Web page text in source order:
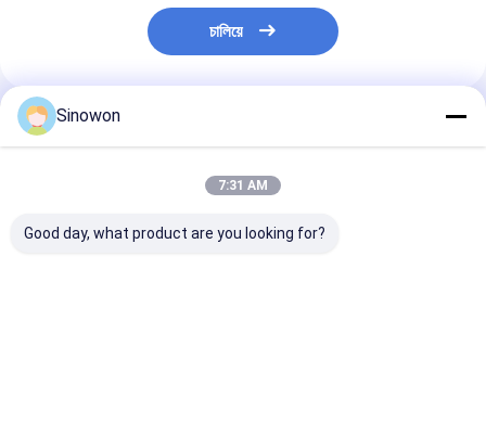
চালিয়ে
প্রস্তাবিত পণ্য
Sinowon
7:31 AM
Good day, what product are you looking for?